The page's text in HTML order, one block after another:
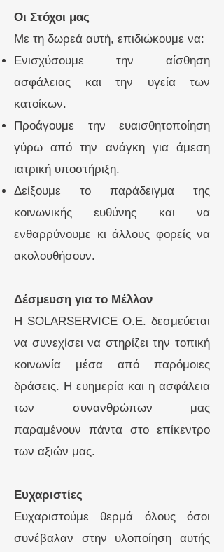
Οι Στόχοι μας
Με τη δωρεά αυτή, επιδιώκουμε να:
Ενισχύσουμε την αίσθηση
ασφάλειας και την υγεία των
κατοίκων.
Προάγουμε την ευαισθητοποίηση
γύρω από την ανάγκη για άμεση
ιατρική υποστήριξη.
Δείξουμε το παράδειγμα της
κοινωνικής ευθύνης και να
ενθαρρύνουμε κι άλλους φορείς να
ακολουθήσουν.
Δέσμευση για το Μέλλον
Η SOLARSERVICE O.E. δεσμεύεται
να συνεχίσει να στηρίζει την τοπική
κοινωνία μέσα από παρόμοιες
δράσεις. Η ευημερία και η ασφάλεια
των συνανθρώπων μας
παραμένουν πάντα στο επίκεντρο
των αξιών μας.
Ευχαριστίες
Ευχαριστούμε θερμά όλους όσοι
συνέβαλαν στην υλοποίηση αυτής